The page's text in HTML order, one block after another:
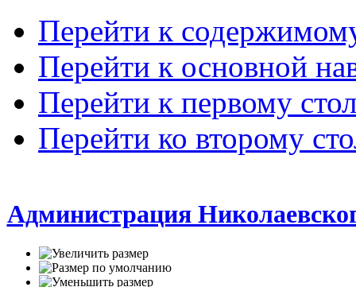
Перейти к
Перейти к основной
Перейти к первому
Перейти ко второму
Администрация